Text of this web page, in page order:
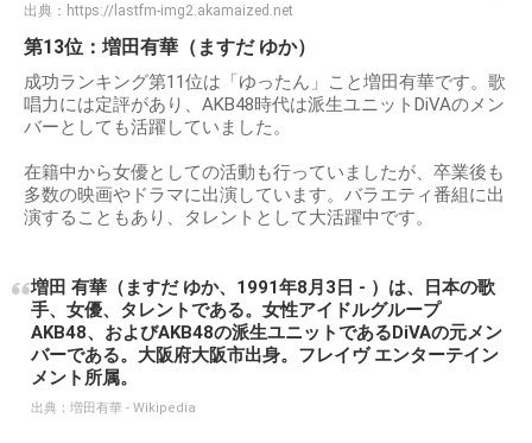
出典： https://lastfm-img2.akamaized.net
第13位：増田有華（ますだ ゆか）
成功ランキング第11位は「ゆったん」こと増田有華です。歌
唱力には定評があり、AKB48時代は派生ユニットDiVAのメン
バーとしても活躍していました。
在籍中から女優としての活動も行っていましたが、卒業後も
多数の映画やドラマに出演しています。バラエティ番組に出
演することもあり、タレントとして大活躍中です。
増田 有華（ますだ ゆか、1991年8月3日 - ）は、日本の歌
手、女優、タレントである。女性アイドルグループ
AKB48、およびAKB48の派生ユニットであるDiVAの元メン
バーである。大阪府大阪市出身。フレイヴ エンターテイン
メント所属。
出典： 増田有華 - Wikipedia